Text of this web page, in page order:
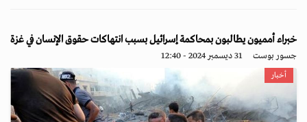
خبراء أمميون يطالبون بمحاكمة إسرائيل بسبب انتهاكات حقوق الإنسان في غزة
جسور بوست 31 ديسمبر 2024 - 12:40
أخبار